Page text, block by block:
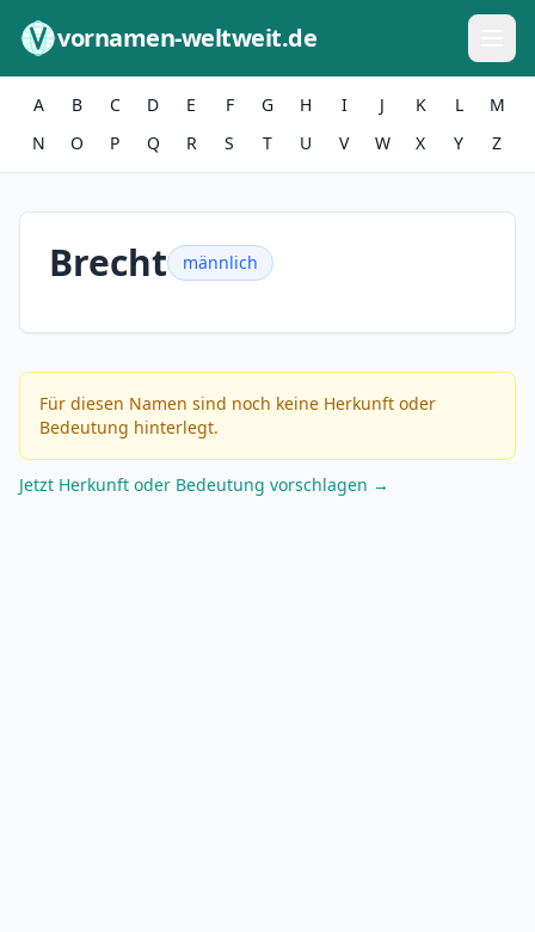
vornamen-weltweit.de
A B C D E F G H I J K L
M
N
O P Q R S T U V W X Y Z
Brecht männlich
Für diesen Namen sind noch keine Herkunft oder
Bedeutung hinterlegt.
Jetzt Herkunft oder Bedeutung vorschlagen →